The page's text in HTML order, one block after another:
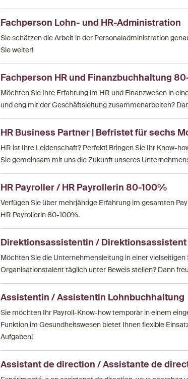
Fachperson Lohn- und HR-Administration
Sie schätzen die Arbeit in der Personaladministration
Sie weiter!
Fachperson HR und Finanzbuchhaltung
Möchten Sie Ihre Erfahrung im HR und Finanzwesen in
und eng mit der Geschäftsleitung zusammenarbeiten?
HR Business Partner | Befristet für sechs
HR ist Ihre Leidenschaft? Perfekt! Bringen Sie Ihr Know-
Sie gemeinsam mit uns die Zukunft unseres
HR Payroller / HR Payrollerin 80-100%
Verfügen Sie über mehrjährige Erfahrung im gesamten
HR Payrollerin 80-100%.
Direktionsassistentin / Direktionsassistent
Möchten Sie die Unternehmensleitung in einer
Organisationstalent täglich unter Beweis stellen? Dann
Assistentin / Assistentin Lohnbuchhaltung
Sie möchten Ihr Payroll-Know-how temporär in einem
Funktion im Gesundheitswesen bietet Ihnen flexible
Aufgaben!
Assistant de direction / Assistante de